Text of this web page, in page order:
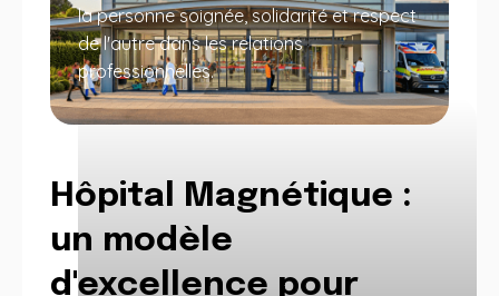
la personne soignée, solidarité et respect
de l'autre dans les relations
professionnelles.
Hôpital Magnétique :
un modèle
d'excellence pour